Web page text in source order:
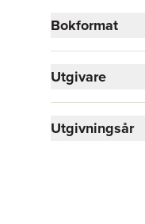
Bokformat
Utgivare
Utgivningsår